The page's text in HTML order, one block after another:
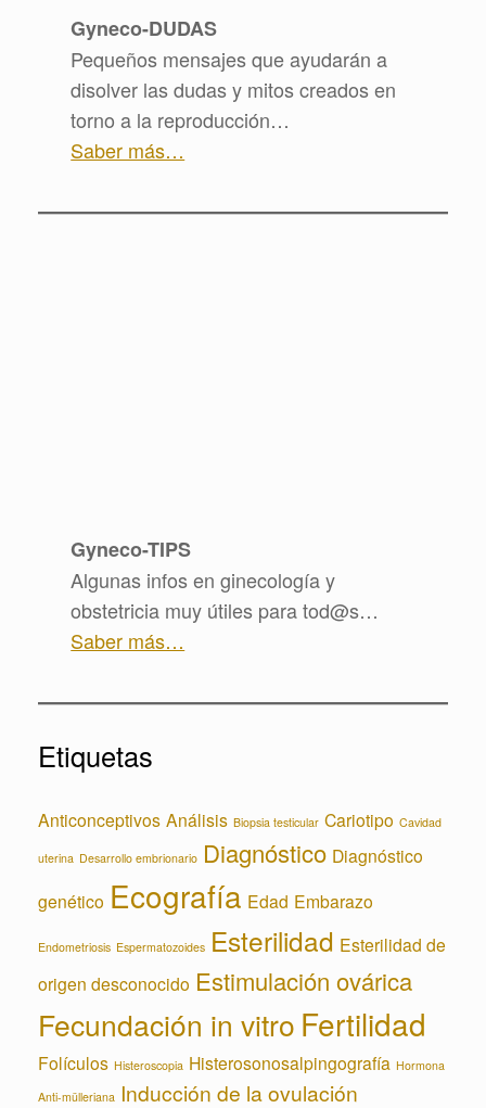
Gyneco-DUDAS
Pequeños mensajes que ayudarán a
disolver las dudas y mitos creados en
torno a la reproducción…
Saber más…
Gyneco-TIPS
Algunas infos en ginecología y
obstetricia muy útiles para tod@s…
Saber más…
Etiquetas
Anticonceptivos Análisis Biopsia testicular Cariotipo Cavidad
uterina Desarrollo embrionario Diagnóstico Diagnóstico
genético Ecografía Edad Embarazo
Endometriosis Espermatozoides Esterilidad Esterilidad de
origen desconocido Estimulación ovárica
Fecundación in vitro Fertilidad
Folículos Histeroscopia Histerosonosalpingografía Hormona
Anti-mülleriana Inducción de la ovulación